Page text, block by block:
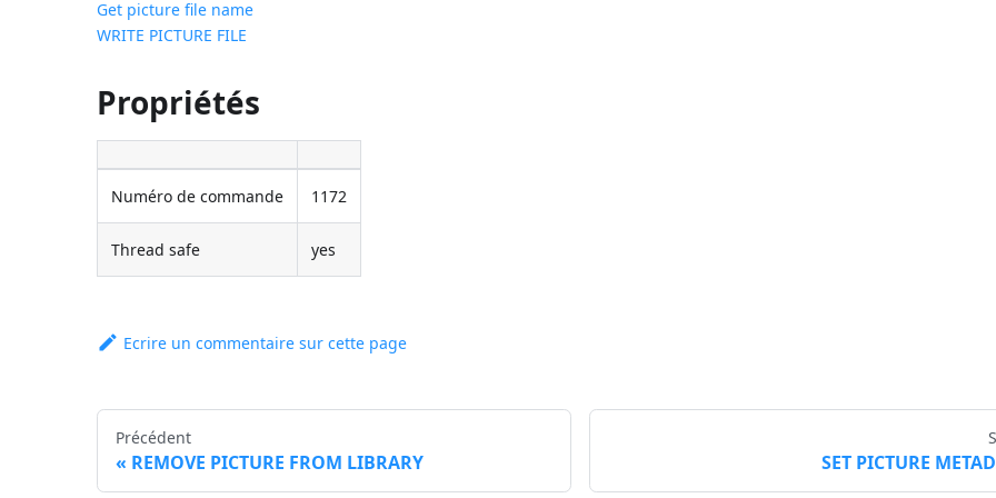
Get picture file name
WRITE PICTURE FILE
Propriétés
Numéro de commande 1172
Thread safe yes
Ecrire un commentaire sur cette page
Précédent
REMOVE PICTURE FROM LIBRARY SET PICTURE